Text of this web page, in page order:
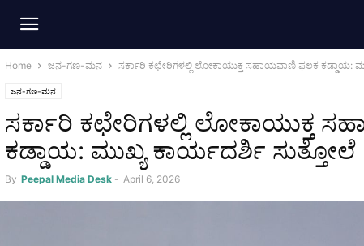
Home ಜನ-ಗಣ-ಮನ ಸರ್ಕಾರಿ ಕಛೇರಿಗಳಲ್ಲಿ ಲೋಕಾಯುಕ್ತ ಸಹಾಯವಾಣಿ ಫಲಕ ಕಡ್ಡಾಯ:
ಜನ-ಗಣ-ಮನ
ಸರ್ಕಾರಿ ಕಛೇರಿಗಳಲ್ಲಿ ಲೋಕಾಯುಕ್ತ
ಕಡ್ಡಾಯ: ಮುಖ್ಯ ಕಾರ್ಯದರ್ಶಿ ಸುತ್ತೋಲೆ
By Peepal Media Desk - April 6, 2026